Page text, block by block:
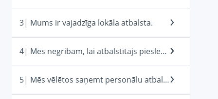
3| Mums ir vajadzīga lokāla atbalsta.
4| Mēs negribam, lai atbalstītājs pieslēgtos mūsu sistēmai.
5| Mēs vēlētos saņemt personālu atbalstu, bet neaktivizēt PaperOffice PLUS.